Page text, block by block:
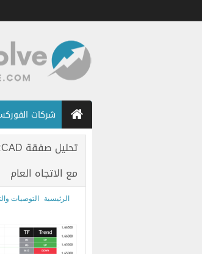
شركات
مع الاتجاه العام
الرئيسية التوصيات